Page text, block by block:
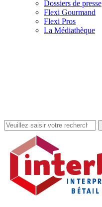
Dossiers de presse
Flexi Gourmand
Flexi Pros
La Médiathèque
Rechercher
dans
site